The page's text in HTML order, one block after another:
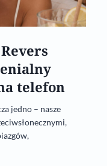
telefon
jedno – nasze